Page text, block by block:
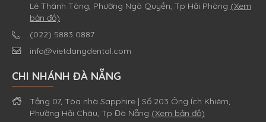
Lê Thánh Tông, Phường Ngô Quyền, Tp Hải Phòng (Xem
bản đồ)
(022) 5883 0887
info@vietdangdental.com
CHI NHÁNH ĐÀ NẴNG
Tầng 07, Tòa nhà Sapphire | Số 203 Ông Ích Khiêm,
Phường Hải Châu, Tp Đà Nẵng (Xem bản đồ)